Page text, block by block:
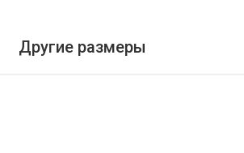
Другие размеры